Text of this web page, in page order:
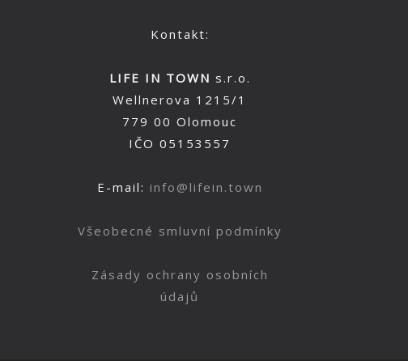
Kontakt:
LIFE IN TOWN s.r.o.
Wellnerova 1215/1
779 00 Olomouc
IČO 05153557
E-mail: info@lifein.town
Všeobecné smluvní podmínky
Zásady ochrany osobních
údajů